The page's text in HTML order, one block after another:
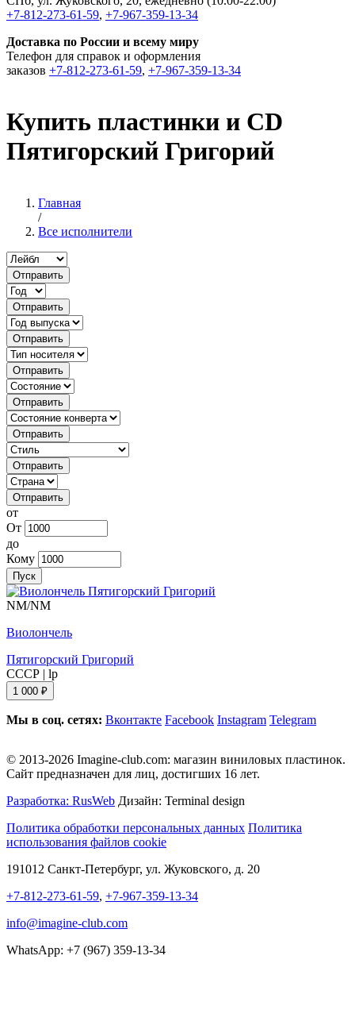
+7-812-273-61-59, +7-967-359-13-34
Доставка по России и всему миру
Телефон для справок и оформления
заказов +7-812-273-61-59, +7-967-359-13-34
Купить пластинки и CD
Пятигорский Григорий
Главная
/
Все исполнители
Отправить
Отправить
Отправить
Отправить
Отправить
Отправить
Отправить
Отправить
от
От
до
Кому
Пуск
NM/NM
Виолончель
Пятигорский Григорий
СССР | lp
1 000 ₽
Мы в соц. сетях: Вконтакте Facebook Instagram Telegram
© 2013-2026 Imagine-club.com: магазин виниловых пластинок.
Сайт предназначен для лиц, достигших 16 лет.
Разработка: RusWeb Дизайн: Terminal design
Политика обработки персональных данных Политика
использования файлов cookie
191012 Санкт-Петербург, ул. Жуковского, д. 20
+7-812-273-61-59, +7-967-359-13-34
info@imagine-club.com
WhatsApp: +7 (967) 359-13-34